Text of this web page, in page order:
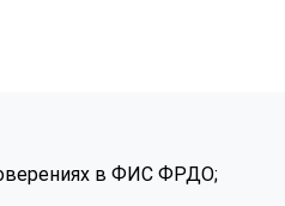
в ФИС ФРДО;